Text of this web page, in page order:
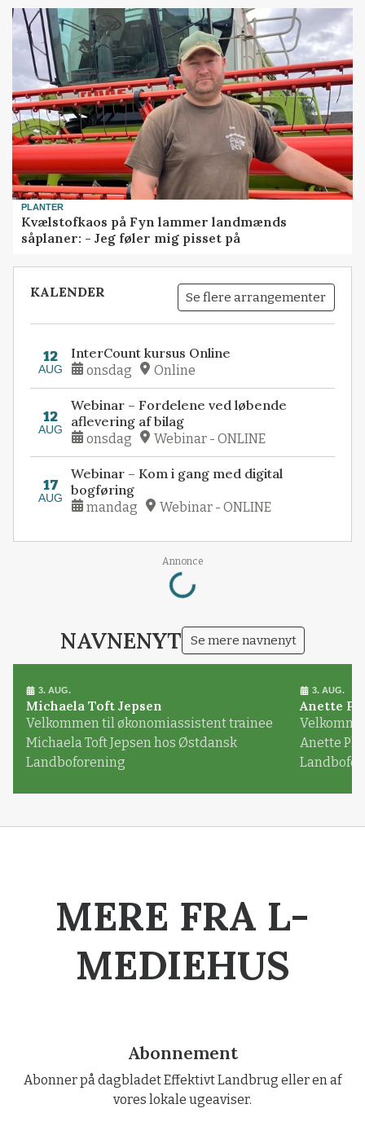
PLANTER
Kvælstofkaos på Fyn lammer landmænds
såplaner: - Jeg føler mig pisset på
KALENDER Se flere arrangementer
12
AUG
InterCount kursus Online
onsdag Online
12
AUG
Webinar – Fordelene ved løbende
aflevering af bilag
onsdag Webinar - ONLINE
17
AUG
Webinar – Kom i gang med digital
bogføring
mandag Webinar - ONLINE
Annonce
Loading...
NAVNENYT Se mere navnenyt
3. AUG.
Michaela Toft Jepsen
Velkommen til økonomiassistent trainee
Michaela Toft Jepsen hos Østdansk
Landboforening
3. AUG.
Anette
Anette
MERE FRA L-
MEDIEHUS
Abonnement
Abonner på dagbladet Effektivt Landbrug eller en af
vores lokale ugeaviser.